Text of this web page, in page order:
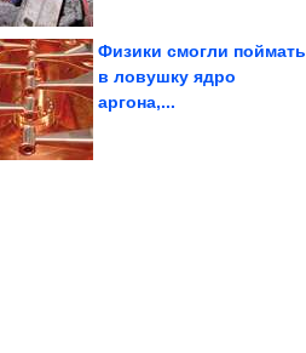
Вселенной: загадки
Физики смогли поймать
в ловушку ядро
аргона,...